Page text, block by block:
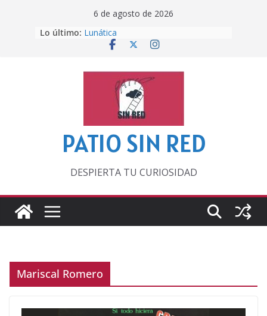
6 de agosto de 2026
Lo último: Lunática
Pero, hasta entonces…
‘La broma infinita’ de recomendar
lecturas veraniegas
Otra del Mundial
PATIO SIN RED
DESPIERTA TU CURIOSIDAD
Mariscal Romero